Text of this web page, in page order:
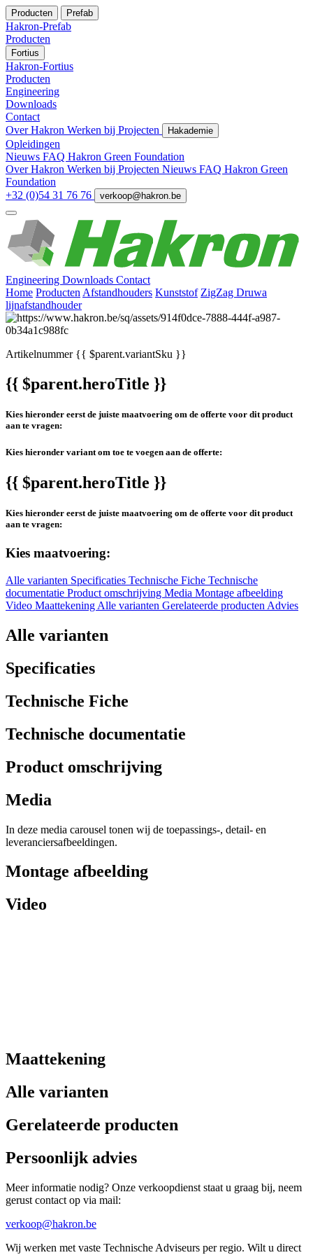
Producten Prefab
Hakron-Prefab
Producten
Fortius
Hakron-Fortius
Producten
Engineering
Downloads
Contact
Over Hakron Werken bij Projecten Hakademie
Opleidingen
Nieuws FAQ Hakron Green Foundation
Over Hakron Werken bij Projecten Nieuws FAQ Hakron Green
Foundation
+32 (0)54 31 76 76
verkoop@hakron.be
Engineering Downloads Contact
Home Producten Afstandhouders Kunststof ZigZag Druwa
lijnafstandhouder
Artikelnummer{{ $parent.variantSku }}
{{ $parent.heroTitle }}
Kies hieronder eerst de juiste maatvoering om de offerte voor dit product
aan te vragen:
Kies hieronder variant om toe te voegen aan de offerte:
{{ $parent.heroTitle }}
Kies hieronder eerst de juiste maatvoering om de offerte voor dit product
aan te vragen:
Kies maatvoering:
Alle varianten Specificaties Technische Fiche Technische
documentatie Product omschrijving Media Montage afbeelding
Video Maattekening Alle varianten Gerelateerde producten Advies
Alle varianten
Specificaties
Technische Fiche
Technische documentatie
Product omschrijving
Media
In deze media carousel tonen wij de toepassings-, detail- en
leveranciersafbeeldingen.
Montage afbeelding
Video
Maattekening
Alle varianten
Gerelateerde producten
Persoonlijk advies
Meer informatie nodig? Onze verkoopdienst staat u graag bij, neem
gerust contact op via mail:
verkoop@hakron.be
Wij werken met vaste Technische Adviseurs per regio. Wilt u direct